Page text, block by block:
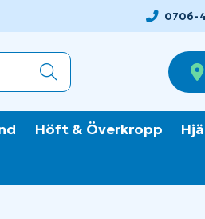
0706-
Höft & Överkropp